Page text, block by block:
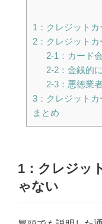
1：クレジット
2：クレジット
2-1：カード
2-2：金銭的
2-3：悪徳業
3：クレジット
まとめ
1：クレジッ
ゃない